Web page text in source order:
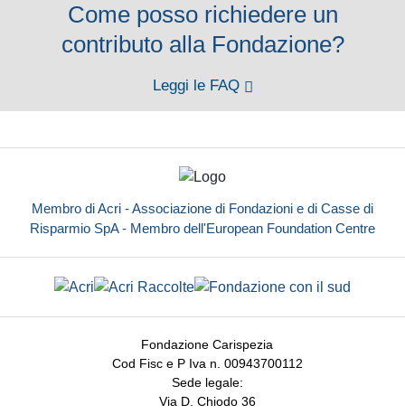
Come posso richiedere un
contributo alla Fondazione?
Leggi le FAQ
Membro di Acri - Associazione di Fondazioni e di Casse di
Risparmio SpA - Membro dell'European Foundation Centre
Fondazione Carispezia
Cod Fisc e P Iva n. 00943700112
Sede legale:
Via D. Chiodo 36